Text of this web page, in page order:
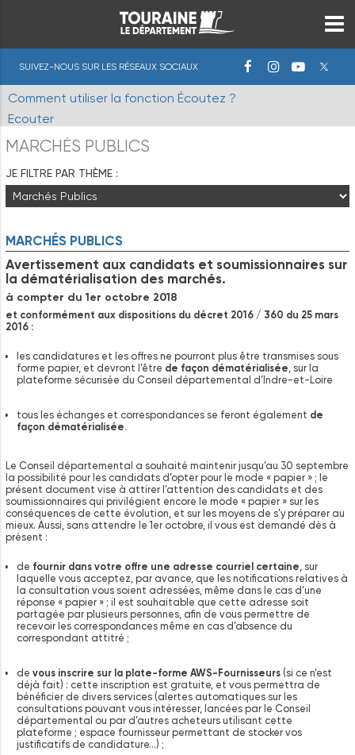
SUIVEZ-NOUS SUR LES RÉSEAUX SOCIAUX
Comment utiliser la fonction Écoutez ?
Ecouter
MARCHÉS PUBLICS
JE FILTRE PAR THÈME :
MARCHÉS PUBLICS
Avertissement aux candidats et soumissionnaires sur
la dématérialisation des marchés.
à compter du 1er octobre 2018
et conformément aux dispositions du décret 2016 / 360 du 25 mars
2016 :
les candidatures et les offres ne pourront plus être transmises sous
forme papier, et devront l’être de façon dématérialisée, sur la
plateforme sécurisée du Conseil départemental d’Indre-et-Loire
tous les échanges et correspondances se feront également de
façon dématérialisée.
Le Conseil départemental a souhaité maintenir jusqu’au 30 septembre
la possibilité pour les candidats d’opter pour le mode « papier » ; le
présent document vise à attirer l’attention des candidats et des
soumissionnaires qui privilégient encore le mode « papier » sur les
conséquences de cette évolution, et sur les moyens de s’y préparer au
mieux. Aussi, sans attendre le 1er octobre, il vous est demandé dès à
présent :
de fournir dans votre offre une adresse courriel certaine , sur
laquelle vous acceptez, par avance, que les notifications relatives à
la consultation vous soient adressées, même dans le cas d’une
réponse « papier » ; il est souhaitable que cette adresse soit
partagée par plusieurs personnes, afin de vous permettre de
recevoir les correspondances même en cas d’absence du
correspondant attitré ;
de vous inscrire sur la plate-forme AWS-Fournisseurs (si ce n’est
déjà fait) : cette inscription est gratuite, et vous permettra de
bénéficier de divers services (alertes automatiques sur les
consultations pouvant vous intéresser, lancées par le Conseil
départemental ou par d’autres acheteurs utilisant cette
plateforme ; espace fournisseur permettant de stocker vos
justificatifs de candidature…) ;